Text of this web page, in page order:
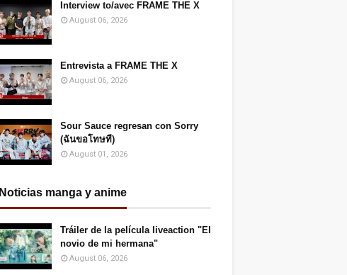
Interview to/avec FRAME THE X
August 06, 2026
Entrevista a FRAME THE X
August 06, 2026
Sour Sauce regresan con Sorry
(ฉันขอโทษที)
August 01, 2026
Noticias manga y anime
Tráiler de la película liveaction "El
novio de mi hermana"
August 06, 2026